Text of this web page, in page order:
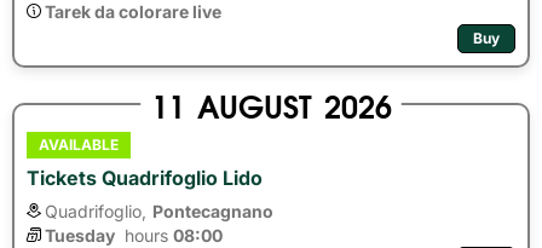
Tarek da colorare live
Buy
11 AUGUST 2026
AVAILABLE
Tickets Quadrifoglio Lido
Quadrifoglio, Pontecagnano
Tuesday hours 08:00